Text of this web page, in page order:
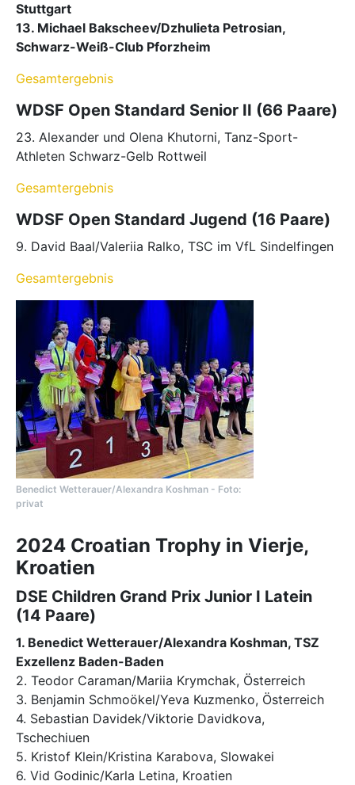
Stuttgart
13. Michael Bakscheev/Dzhulieta Petrosian,
Schwarz-Weiß-Club Pforzheim
Gesamtergebnis
WDSF Open Standard Senior II (66 Paare)
23. Alexander und Olena Khutorni, Tanz-Sport-
Athleten Schwarz-Gelb Rottweil
Gesamtergebnis
WDSF Open Standard Jugend (16 Paare)
9. David Baal/Valeriia Ralko, TSC im VfL Sindelfingen
Gesamtergebnis
Benedict Wetterauer/Alexandra Koshman - Foto:
privat
2024 Croatian Trophy in Vierje,
Kroatien
DSE Children Grand Prix Junior I Latein
(14 Paare)
1. Benedict Wetterauer/Alexandra Koshman, TSZ
Exzellenz Baden-Baden
2. Teodor Caraman/Mariia Krymchak, Österreich
3. Benjamin Schmoökel/Yeva Kuzmenko, Österreich
4. Sebastian Davidek/Viktorie Davidkova,
Tschechiuen
5. Kristof Klein/Kristina Karabova, Slowakei
6. Vid Godinic/Karla Letina, Kroatien